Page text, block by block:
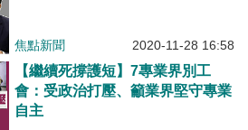
焦點新聞 2020-11-28 16:58
【繼續死撐護短】7專業界別工
會：受政治打壓、籲業界堅守專業
自主